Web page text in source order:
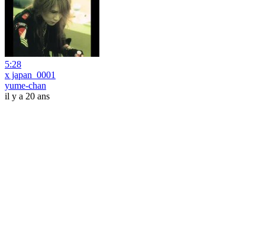
5:28
x japan_0001
yume-chan
il y a 20 ans